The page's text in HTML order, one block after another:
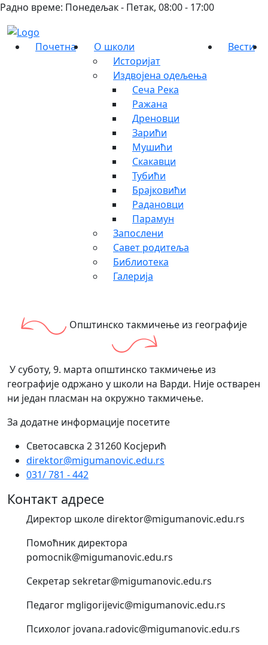
Радно време: Понедељак - Петак, 08:00 - 17:00
Почетна
О школи
Историјат
Издвојена одељења
Сеча Река
Ражана
Дреновци
Зарићи
Мушићи
Скакавци
Тубићи
Брајковићи
Радановци
Парамун
Запослени
Савет родитеља
Библиотека
Галерија
Вести
Општинско такмичење из географије
У суботу, 9. марта општинско такмичење из
географије одржано у школи на Варди. Није остварен
ни један пласман на окружно такмичење.
За додатне информације посетите
Светосавска 2 31260 Косјерић
direktor@migumanovic.edu.rs
031/ 781 - 442
Контакт адресе
Директор школе direktor@migumanovic.edu.rs
Помоћник директора
pomocnik@migumanovic.edu.rs
Секретар sekretar@migumanovic.edu.rs
Педагог mgligorijevic@migumanovic.edu.rs
Психолог jovana.radovic@migumanovic.edu.rs